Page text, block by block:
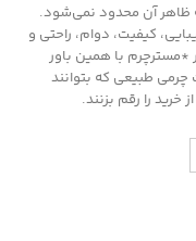
ظاهر آن محدود نمی‌شود.
کیفیت، دوام، راحتی و
*مسترچرم با همین باور
چرمی طبیعی که بتوانند
را رقم بزنند.